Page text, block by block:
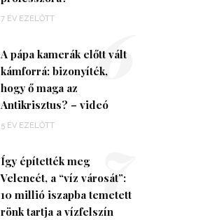
7 ÉV EZELŐTT
A pápa kamerák előtt vált
kámforrá: bizonyíték,
hogy ő maga az
Antikrisztus? – videó
5 ÉV EZELŐTT
6
Így építették meg
Velencét, a “víz városát”:
10 millió iszapba temetett
rönk tartja a vízfelszín
7